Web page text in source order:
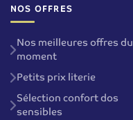
NOS OFFRES
Nos meilleures offres du
moment
Petits prix literie
Sélection confort dos
sensibles